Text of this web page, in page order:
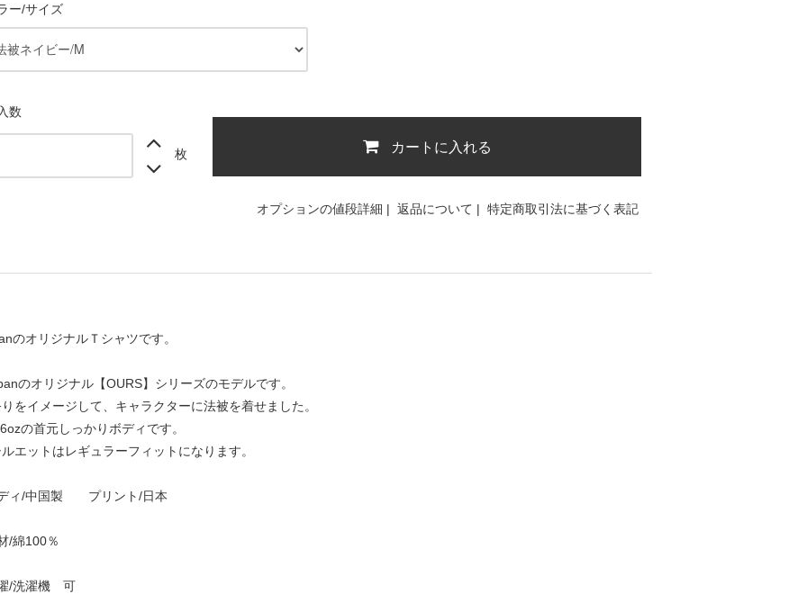
ー/サイズ
数
枚 カートに入れる
オプションの値段詳細 | 返品について | 特定商取引法に基づく表記
のオリジナルＴシャツです。
のオリジナル【OURS】シリーズのモデルです。
イメージして、キャラクターに法被を着せました。
の首元しっかりボディです。
ットはレギュラーフィットになります。
ィ/中国製 プリント/日本
/綿100％
/洗濯機 可